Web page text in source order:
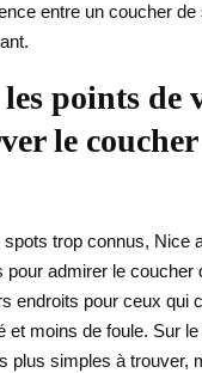
entre un coucher
points de
le
trop connus, Nice
pour admirer le coucher
endroits pour ceux qui
et moins de foule. Sur
plus simples à trouver,